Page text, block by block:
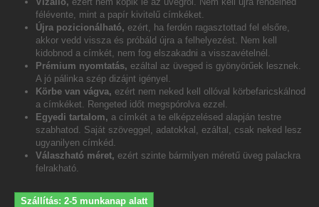
félévente, mint a papír kivitelű címkéket.
Újra pozicionálható, ezért, ha ferdén ragasztottad fel elsőre,
akkor vedd vissza és próbáld újra a felhelyezést. Nem kell
kidobnod a címkét, nem fog elszakadni a visszavételnél.
Prémium nyomtatás, ezáltal az üveged is gyönyörűek lesznek.
A jó pálinka szép dizájnt igényel.
Körbe van vágva, ezért nem neked kell ollóval körbefaricskálnod
a címkéket. Rengeted időt megspórolva ezzel.
Egyedi tartalom, a címkét a te elképzelésed alapján testre
szabhatod. Saját szöveggel, adatokkal, ezáltal, csak neked lesz
ugyanilyen címkéd.
Válaszható méret, ezért szinte bármilyen méretű üveg palackra
felrakható.
Szállítás: 2-5 munkanap alatt